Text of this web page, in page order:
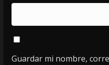
Guardar mi nombre,